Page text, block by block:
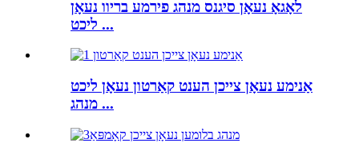
לאָגאָ נעאָן סיגנס מנהג פירמע בריוו נעאָן
ליכט ...
אַנימע נעאָן צייכן הענט קאַרטון נעאָן ליכט
מנהג ...